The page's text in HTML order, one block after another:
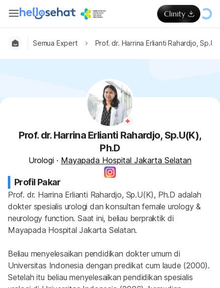
Semua Expert Prof. dr. Harrina Erlianti Rahardjo,
Prof. dr. Harrina Erlianti Rahardjo, Sp.U(K),
Ph.D
Urologi · Mayapada Hospital Jakarta Selatan
Profil Pakar
Prof. dr. Harrina Erlianti Rahardjo, Sp.U(K), Ph.D adalah
dokter spesialis urologi dan konsultan female urology &
neurology function. Saat ini, beliau berpraktik di
Mayapada Hospital Jakarta Selatan.
Beliau menyelesaikan pendidikan dokter umum di
Universitas Indonesia dengan predikat cum laude (2000).
Setelah itu beliau menyelesaikan pendidikan spesialis